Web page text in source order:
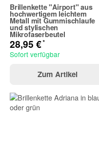
Brillenkette "Airport" aus
hochwertigem leichtem
Metall mit Gummischlaufe
und stylischen
Mikrofaserbeutel
28,95 €*
Sofort verfügbar
Zum Artikel